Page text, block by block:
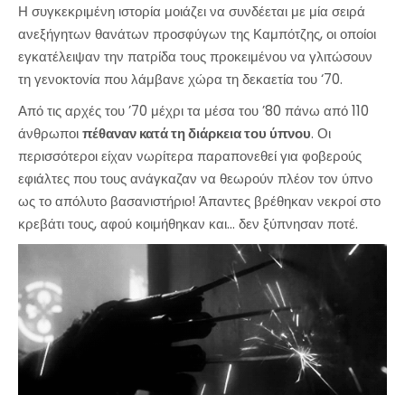
Η συγκεκριμένη ιστορία μοιάζει να συνδέεται με μία σειρά
ανεξήγητων θανάτων προσφύγων της Καμπότζης, οι οποίοι
εγκατέλειψαν την πατρίδα τους προκειμένου να γλιτώσουν
τη γενοκτονία που λάμβανε χώρα τη δεκαετία του ‘70.
Από τις αρχές του ’70 μέχρι τα μέσα του ’80 πάνω από 110
άνθρωποιπέθαναν κατά τη διάρκεια του ύπνου. Οι
περισσότεροι είχαν νωρίτερα παραπονεθεί για φοβερούς
εφιάλτες που τους ανάγκαζαν να θεωρούν πλέον τον ύπνο
ως το απόλυτο βασανιστήριο! Άπαντες βρέθηκαν νεκροί στο
κρεβάτι τους, αφού κοιμήθηκαν και… δεν ξύπνησαν ποτέ.